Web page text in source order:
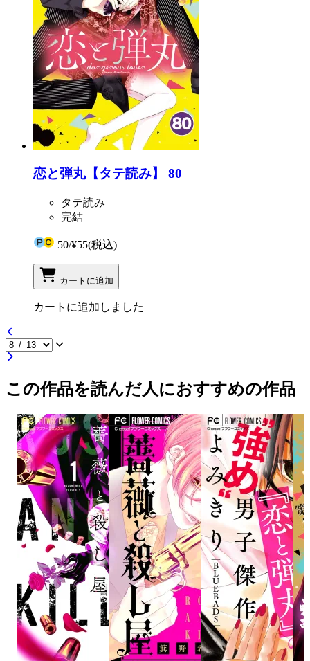
恋と弾丸【タテ読み】 80
タテ読み
完結
50/¥55(税込)
カートに追加
カートに追加しました
この作品を読んだ人におすすめの作品